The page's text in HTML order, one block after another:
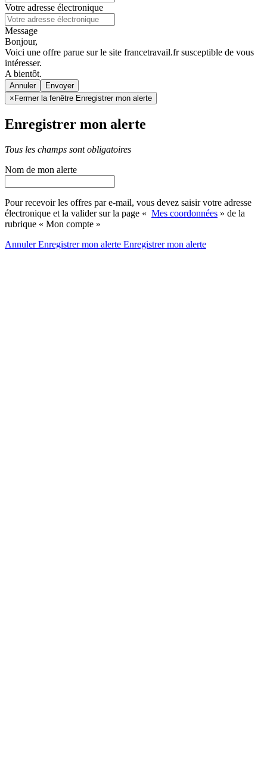
Votre adresse électronique
Message
Bonjour,
Voici une offre parue sur le site francetravail.fr susceptible de vous
intéresser.
A bientôt.
Annuler
× Fermer la fenêtre Enregistrer mon alerte
Enregistrer mon alerte
Tous les champs sont obligatoires
Nom de mon alerte
Pour recevoir les offres par e-mail, vous devez saisir votre adresse
électronique et la valider sur la page « Mes coordonnées » de la
rubrique « Mon compte »
AnnulerEnregistrer mon alerte Enregistrermon alerte